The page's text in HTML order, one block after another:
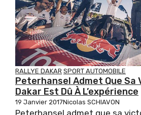
RALLYE DAKAR SPORT AUTOMOBILE
Peterhansel Admet Que Sa
Dakar Est Dû À L’expérience
19 Janvier 2017Nicolas SCHIAVON
Peterhansel admet que sa